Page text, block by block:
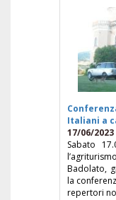
Italiani a
17/06/2023
Sabato
Badolato,
la
repertori